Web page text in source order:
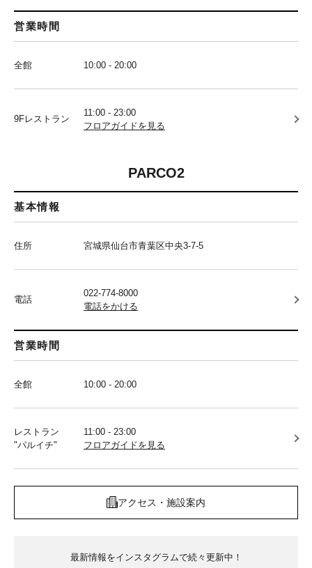
営業時間
全館 10:00 - 20:00
9Fレストラン
11:00 - 23:00
フロアガイドを見る
PARCO2
基本情報
住所 宮城県仙台市青葉区中央3-7-5
電話
022-774-8000
電話をかける
営業時間
全館 10:00 - 20:00
レストラン
"パルイチ"
11:00 - 23:00
フロアガイドを見る
アクセス・施設案内
最新情報をインスタグラムで続々更新中！